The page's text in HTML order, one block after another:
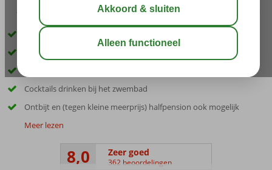
10:00
Appartementen tot 6 pers. en Penthouses tot wel 8 pers.
Hotelkamers recent gerenoveerd
Cocktails drinken bij het zwembad
Ontbijt en (tegen kleine meerprijs) halfpension ook mogelijk
Meer lezen
8,0 Zeer goed
362 beoordelingen